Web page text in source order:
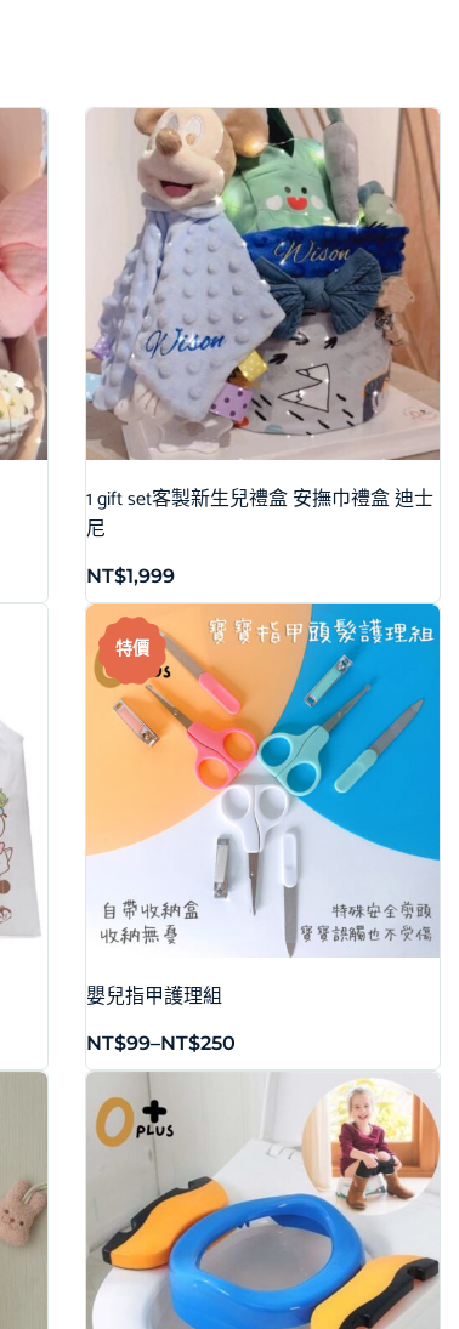
1 gift set客製新生兒禮盒 安撫巾禮盒 迪士
尼
NT$1,999
特價
嬰兒指甲護理組
NT$99–NT$250